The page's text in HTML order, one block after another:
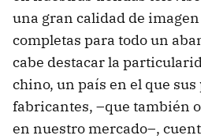
una gran calidad de
completas para todo un
cabe destacar la
chino, un país en el que
fabricantes, –que también
en nuestro mercado–,